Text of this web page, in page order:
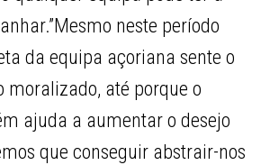
neste período
da equipa açoriana sente o
moralizado, até porque o
ajuda a aumentar o desejo
que conseguir abstrair-nos